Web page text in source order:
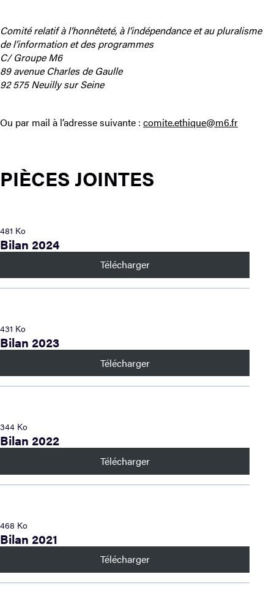
Comité relatif à l’honnêteté, à l’indépendance et au pluralisme
de l’information et des programmes
C/ Groupe M6
89 avenue Charles de Gaulle
92 575 Neuilly sur Seine
Ou par mail à l’adresse suivante : comite.ethique@m6.fr
PIÈCES JOINTES
481 Ko
Bilan 2024
Télécharger
431 Ko
Bilan 2023
Télécharger
344 Ko
Bilan 2022
Télécharger
468 Ko
Bilan 2021
Télécharger